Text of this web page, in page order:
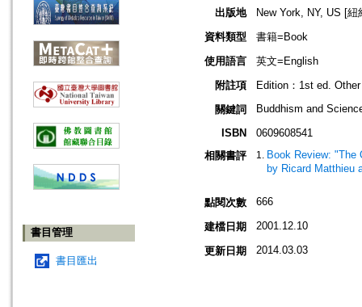
書目管理
書目匯出
出版地
New York, NY, US [
資料類型
書籍=Book
使用語言
英文=English
附註項
Edition：1st ed.
關鍵詞
Buddhism and
ISBN
0609608541
相關書評
Book Review: "The
by Ricard Matthieu
點閱次數 666
建檔日期 2001.12.10
更新日期 2014.03.03